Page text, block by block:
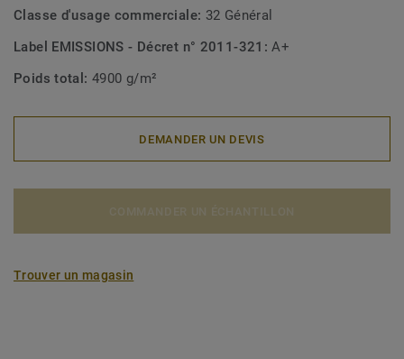
Classe d'usage commerciale: 32 Général
Label EMISSIONS - Décret n° 2011-321:A+
Poids total: 4900 g/m²
DEMANDER UN DEVIS
Trouver un magasin